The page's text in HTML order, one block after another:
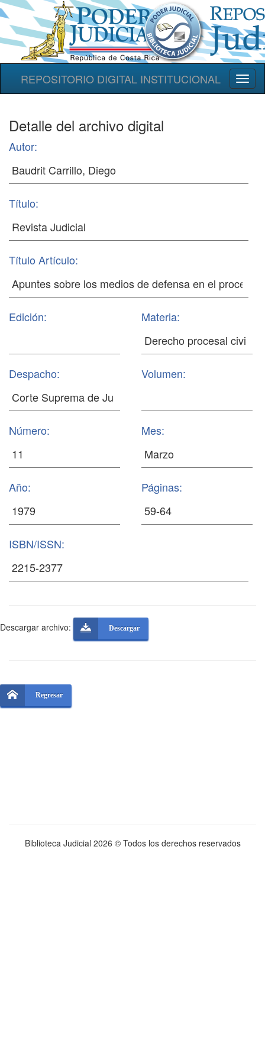
REPOSITORIO DIGITAL INSTITUCIONAL
Detalle del archivo digital
Autor:
Título:
Título Artículo:
Edición: Materia:
Despacho: Volumen:
Número: Mes:
Año: Páginas:
ISBN/ISSN:
Descargar archivo: Descargar
Regresar
Biblioteca Judicial 2026 © Todos los derechos reservados